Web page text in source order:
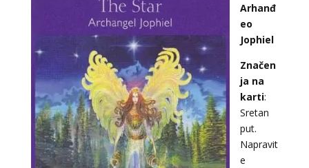
Arhanđ
eo
Jophiel
Značen
ja na
karti:
Sretan
put.
Napravit
e